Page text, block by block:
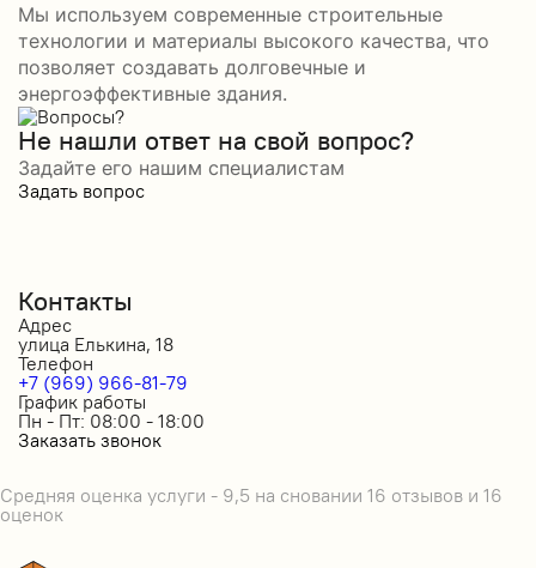
Мы используем современные строительные
технологии и материалы высокого качества, что
позволяет создавать долговечные и
энергоэффективные здания.
Не нашли ответ на свой вопрос?
Задайте его нашим специалистам
Задать вопрос
Контакты
Адрес
улица Елькина, 18
Телефон
+7 (969) 966-81-79
График работы
Пн - Пт: 08:00 - 18:00
Заказать звонок
Средняя оценка услуги - 9,5 на сновании 16 отзывов и 16
оценок